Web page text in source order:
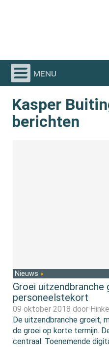
menu
Kasper
berichten
Nieuws
Groei uitzendbranche
personeelstekort
09 oktober 2018 door
De uitzendbranche groeit,
de groei op korte termijn.
centraal. Toenemende